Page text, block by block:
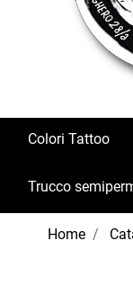
Colori Tattoo
Trucco
Home